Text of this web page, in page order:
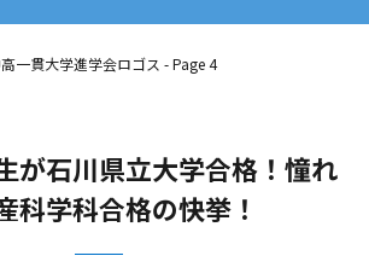
一貫大学進学会ロゴス - Page 4
が石川県立大学合格！憧れ
科学科合格の快挙！